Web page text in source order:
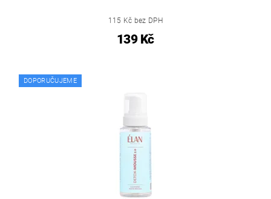
115 Kč bez DPH
139 Kč
DOPORUČUJEME